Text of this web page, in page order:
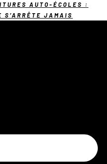
AUTO-ÉCOLES :
S’ARRÊTE JAMAIS